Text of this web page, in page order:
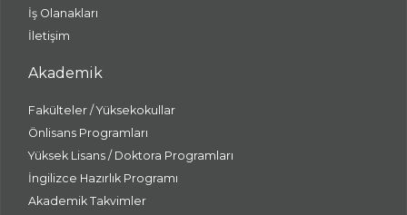
İş Olanakları
İletişim
Akademik
Fakülteler / Yüksekokullar
Önlisans Programları
Yüksek Lisans / Doktora Programları
İngilizce Hazırlık Programı
Akademik Takvimler